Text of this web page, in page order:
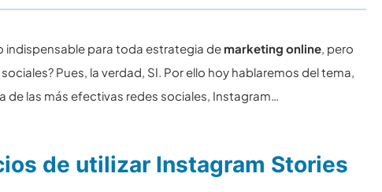
indispensable para toda estrategia de marketing online, pero
Pues, la verdad, SI. Por ello hoy hablaremos del tema,
las más efectivas redes sociales, Instagram…
de utilizar Instagram Stories